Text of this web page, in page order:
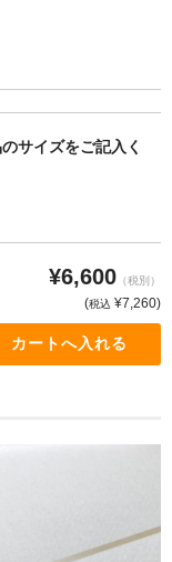
サイズをご記入く
¥6,600 （税別）
(税込 ¥7,260)